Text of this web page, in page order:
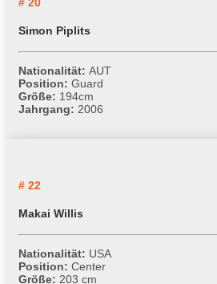
Simon Piplits
Nationalität: AUT
Position: Guard
Größe: 194cm
Jahrgang: 2006
# 22
Makai Willis
Nationalität: USA
Position: Center
Größe: 203 cm